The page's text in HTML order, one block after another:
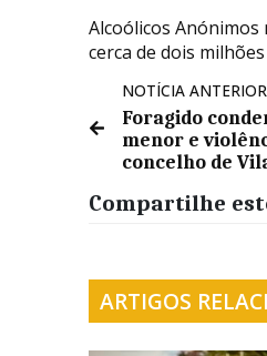
Alcoólicos Anónimos
cerca de dois
NOTÍCIA ANTERIOR
Foragido
menor e
concelho de
Compartilhe
ARTIGOS